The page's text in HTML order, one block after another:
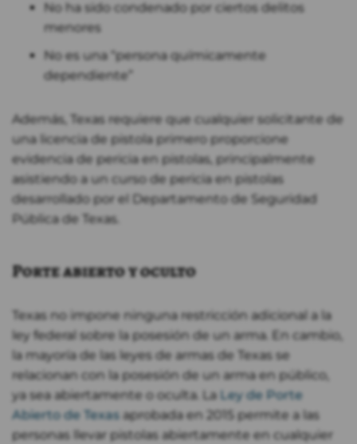
No ha sido condenado por ciertos delitos
menores
No es una “persona químicamente
dependiente”
Además, Texas requiere que cualquier solicitante de
una licencia de pistola primero proporcione
evidencia de pericia en pistolas, principalmente
asistiendo a un curso de pericia en pistolas
desarrollado por el Departamento de Seguridad
Pública de Texas.
Porte abierto y oculto
Texas no impone ninguna restricción adicional a la
ley federal sobre la posesión de un arma. En cambio,
la mayoría de las leyes de armas de Texas se
relacionan con la posesión de un arma en público,
ya sea abiertamente o oculta. La Ley de Porte
Abierto de Texas aprobada en 2015 permite a las
personas llevar pistolas abiertamente en cualquier